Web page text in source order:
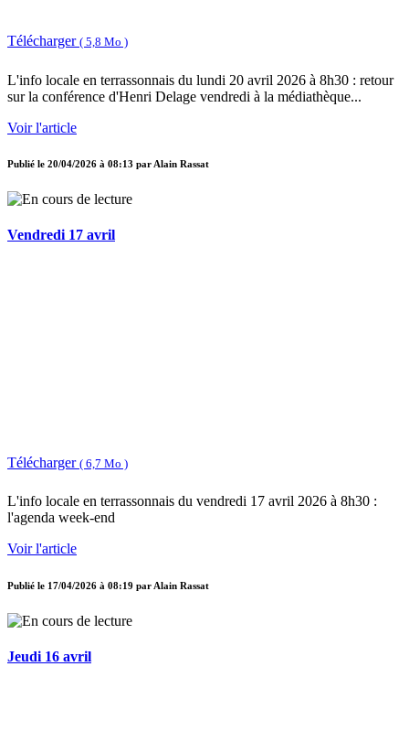
Télécharger ( 5,8 Mo )
L'info locale en terrassonnais du lundi 20 avril 2026 à 8h30 : retour
sur la conférence d'Henri Delage vendredi à la médiathèque...
Voir l'article
Publié le 20/04/2026 à 08:13 par Alain Rassat
Vendredi 17 avril
Télécharger ( 6,7 Mo )
L'info locale en terrassonnais du vendredi 17 avril 2026 à 8h30 :
l'agenda week-end
Voir l'article
Publié le 17/04/2026 à 08:19 par Alain Rassat
Jeudi 16 avril